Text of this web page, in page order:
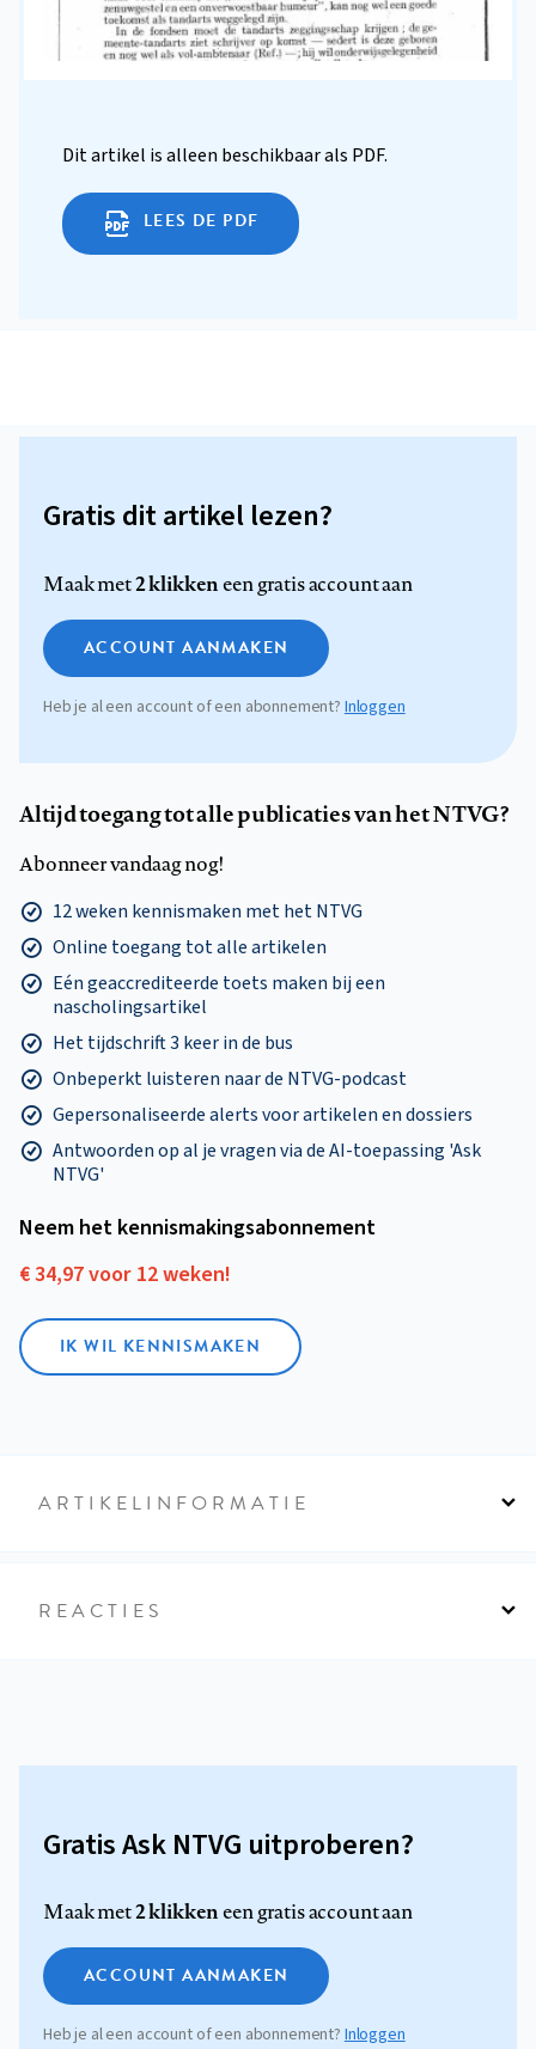
Dit artikel is alleen beschikbaar als PDF.
LEES DE PDF
Gratis dit artikel lezen?
Maak met2 klikkeneen gratis account aan
ACCOUNT AANMAKEN
Heb je al een account of een abonnement? Inloggen
Altijd toegang tot alle publicaties van het NTVG?
Abonneer vandaag nog!
12 weken kennismaken met het NTVG
Online toegang tot alle artikelen
Eén geaccrediteerde toets maken bij een
nascholingsartikel
Het tijdschrift 3 keer in de bus
Onbeperkt luisteren naar de NTVG-podcast
Gepersonaliseerde alerts voor artikelen en dossiers
Antwoorden op al je vragen via de AI-toepassing 'Ask
NTVG'
Neem het kennismakings­abonnement
€ 34,97 voor 12 weken!
IK WIL KENNISMAKEN
ARTIKELINFORMATIE
REACTIES
Gratis Ask NTVG uitproberen?
Maak met2 klikkeneen gratis account aan
ACCOUNT AANMAKEN
Heb je al een account of een abonnement?Inloggen